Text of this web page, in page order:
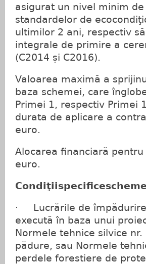
asigurat un nivel minim
standardelor de
ultimilor 2 ani, respectiv
integrale de primire a
(C2014 și C2016).
Valoarea maximă a
baza schemei, care
Primei 1, respectiv Primei
durata de aplicare a
euro.
Alocarea financiară
euro.
· Lucrările de
execută în baza unui
Normele tehnice silvice
pădure, sau Normele
perdele forestiere de